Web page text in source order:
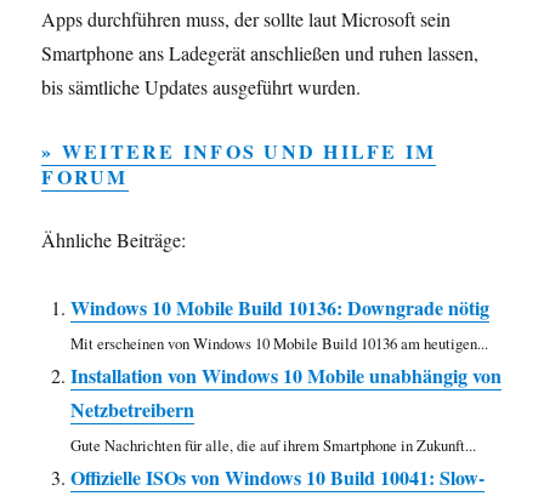
Apps durchführen muss, der sollte laut Microsoft sein
Smartphone ans Ladegerät anschließen und ruhen lassen,
bis sämtliche Updates ausgeführt wurden.
» WEITERE INFOS UND HILFE IM
FORUM
Ähnliche Beiträge:
Windows 10 Mobile Build 10136: Downgrade nötig
Mit erscheinen von Windows 10 Mobile Build 10136 am heutigen...
Installation von Windows 10 Mobile unabhängig von
Netzbetreibern
Gute Nachrichten für alle, die auf ihrem Smartphone in Zukunft...
Offizielle ISOs von Windows 10 Build 10041: Slow-